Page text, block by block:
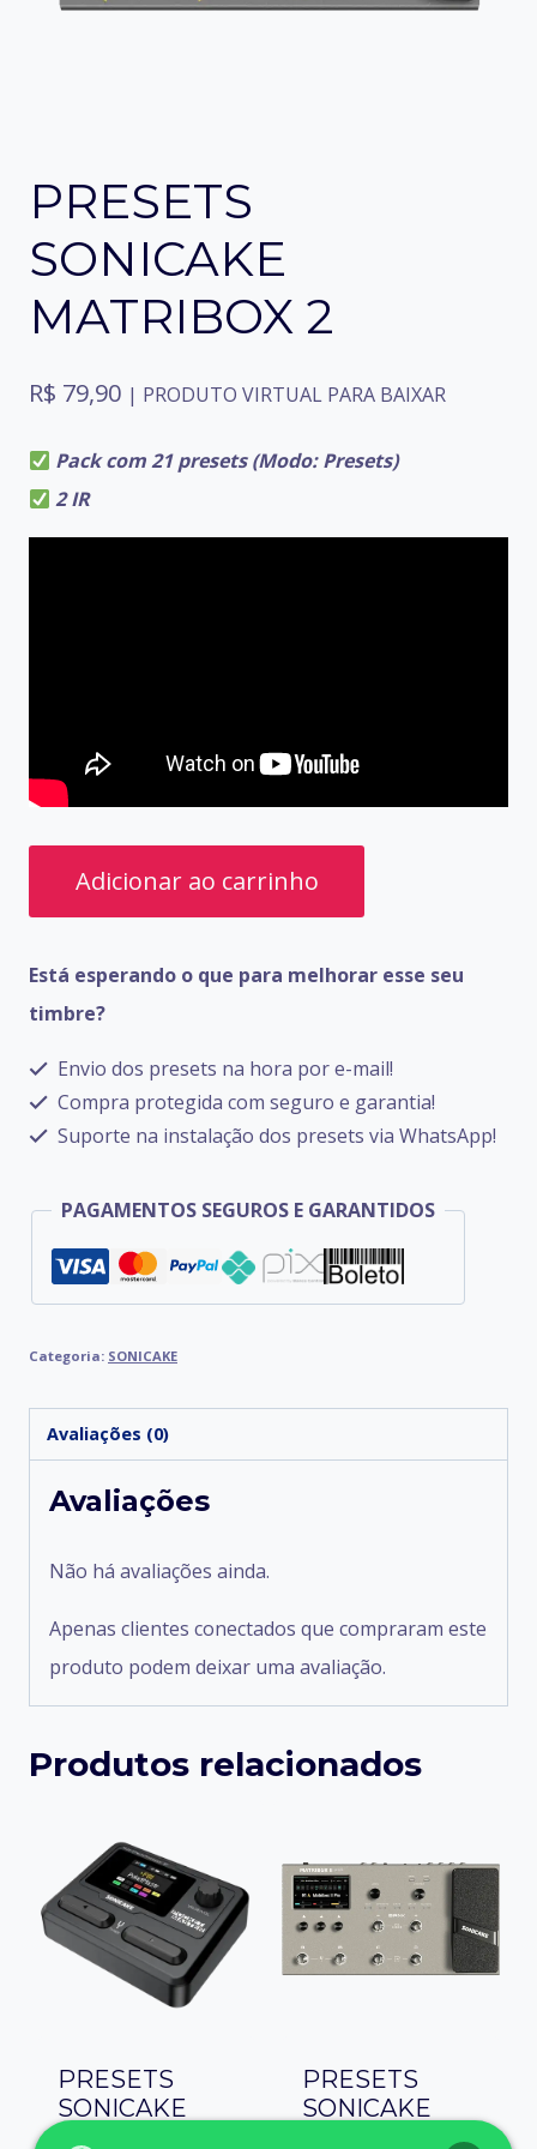
PRESETS
SONICAKE
MATRIBOX 2
R$ 79,90 | PRODUTO VIRTUAL PARA BAIXAR
Pack com 21 presets (Modo: Presets)
2 IR
2
quantidade
Adicionar ao carrinho
Está esperando o que para melhorar esse seu
timbre?
Envio dos presets na hora por e-mail!
Compra protegida com seguro e garantia!
Suporte na instalação dos presets via WhatsApp!
PAGAMENTOS SEGUROS E GARANTIDOS
Categoria: SONICAKE
Avaliações (0)
Avaliações
Não há avaliações ainda.
Apenas clientes conectados que compraram este
produto podem deixar uma avaliação.
Produtos relacionados
PRESETS
SONICAKE
PRESETS
SONICAKE
MATRIBOX 2